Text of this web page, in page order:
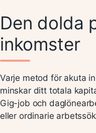
Den dolda
inkomster
Varje metod för akuta
minskar ditt totala
Gig-job och
eller ordinarie